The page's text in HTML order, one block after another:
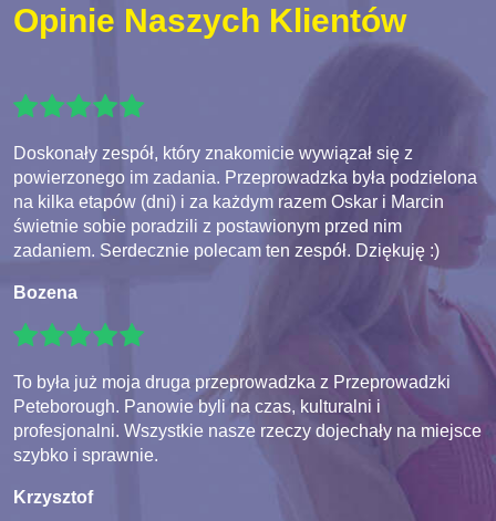
Opinie Naszych Klientów
Doskonały zespół, który znakomicie wywiązał się z
powierzonego im zadania. Przeprowadzka była podzielona
na kilka etapów (dni) i za każdym razem Oskar i Marcin
świetnie sobie poradzili z postawionym przed nim
zadaniem. Serdecznie polecam ten zespół. Dziękuję :)
Bozena
To była już moja druga przeprowadzka z Przeprowadzki
Peteborough. Panowie byli na czas, kulturalni i
profesjonalni. Wszystkie nasze rzeczy dojechały na miejsce
szybko i sprawnie.
Krzysztof